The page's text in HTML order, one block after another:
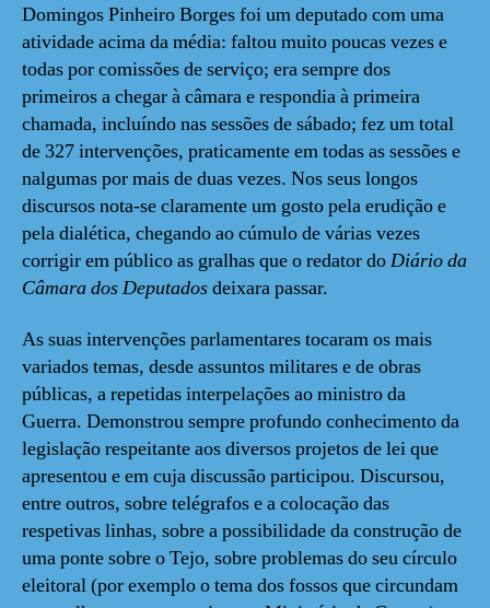
Domingos Pinheiro Borges foi um deputado com uma
atividade acima da média: faltou muito poucas vezes e
todas por comissões de serviço; era sempre dos
primeiros a chegar à câmara e respondia à primeira
chamada, incluíndo nas sessões de sábado; fez um total
de 327 intervenções, praticamente em todas as sessões e
nalgumas por mais de duas vezes. Nos seus longos
discursos nota-se claramente um gosto pela erudição e
pela dialética, chegando ao cúmulo de várias vezes
corrigir em público as gralhas que o redator doDiário da
Câmara dos Deputadosdeixara passar.
As suas intervenções parlamentares tocaram os mais
variados temas, desde assuntos militares e de obras
públicas, a repetidas interpelações ao ministro da
Guerra. Demonstrou sempre profundo conhecimento da
legislação respeitante aos diversos projetos de lei que
apresentou e em cuja discussão participou. Discursou,
entre outros, sobre telégrafos e a colocação das
respetivas linhas, sobre a possibilidade da construção de
uma ponte sobre o Tejo, sobre problemas do seu círculo
eleitoral (por exemplo o tema dos fossos que circundam